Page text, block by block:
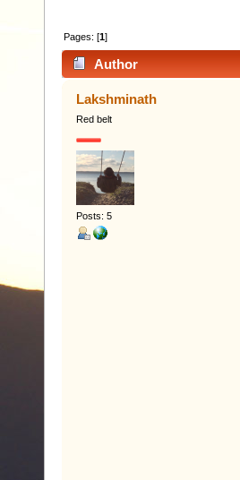
Pages: [1]
Author
Lakshminath
Red belt
Posts: 5